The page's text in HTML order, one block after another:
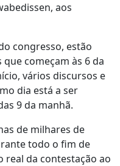
aos
congresso, estão
começam às 6 da
vários discursos e
dia está a ser
9 da manhã.
de milhares de
todo o fim de
real da contestação ao